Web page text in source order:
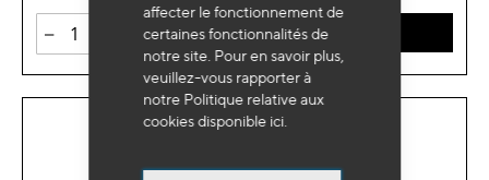
affecter le fonctionnement de
certaines fonctionnalités de
notre site. Pour en savoir plus,
veuillez-vous rapporter à
notre Politique relative aux
cookies disponible ici
- AJOUTER AU PANIER